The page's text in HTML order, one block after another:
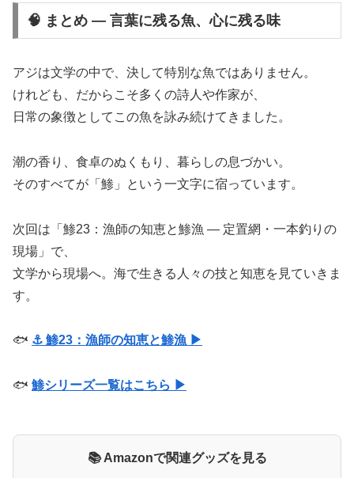
🧠 まとめ ― 言葉に残る魚、心に残る味
アジは文学の中で、決して特別な魚ではありません。
けれども、だからこそ多くの詩人や作家が、
日常の象徴としてこの魚を詠み続けてきました。
潮の香り、食卓のぬくもり、暮らしの息づかい。
そのすべてが「鯵」という一文字に宿っています。
次回は「鯵23：漁師の知恵と鯵漁 ― 定置網・一本釣りの
現場」で、
文学から現場へ。海で生きる人々の技と知恵を見ていきま
す。
🐟 ⚓ 鯵23：漁師の知恵と鯵漁 ▶
🐟 鯵シリーズ一覧はこちら ▶
📚 Amazonで関連グッズを見る